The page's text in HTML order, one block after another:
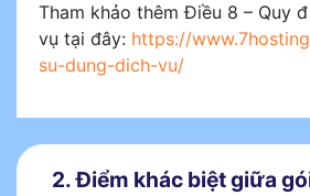
Tham khảo thêm Điều 8 – Quy
vụ tại đây: https://
su-dung-dich-vu/
2. Điểm khác biệt giữa